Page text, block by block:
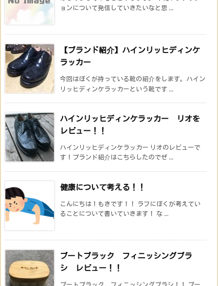
ョンについて発信していきたいなと思 ...
【ブランド紹介】ハインリッヒディンケ
ラッカー
今回はぼくが持っている靴の紹介をします。ハイン
リッヒディンケラッカーという靴です ...
ハインリッヒディンケラッカー リオを
レビュー！！
ハインリッヒディンケラッカー リオのレビューで
す！ブランド紹介はこちらしたのでぜ ...
健康について考える！！
こんにちは！もきです！！ ラフにぼくが考えてい
ることについて書いていきます！ な ...
ブートブラック フィニッシングブラ
シ レビュー！！